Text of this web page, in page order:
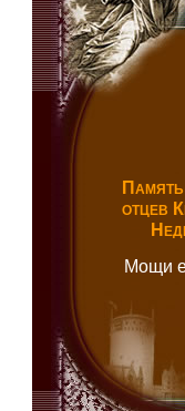
отцев
Мощи